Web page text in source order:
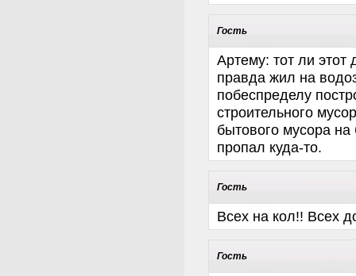
Гость
Артему: тот ли этот
правда жил на
побеспределу
строительного
бытового мусора
пропал куда-то.
Гость
Всех на кол!! Всех
Гость